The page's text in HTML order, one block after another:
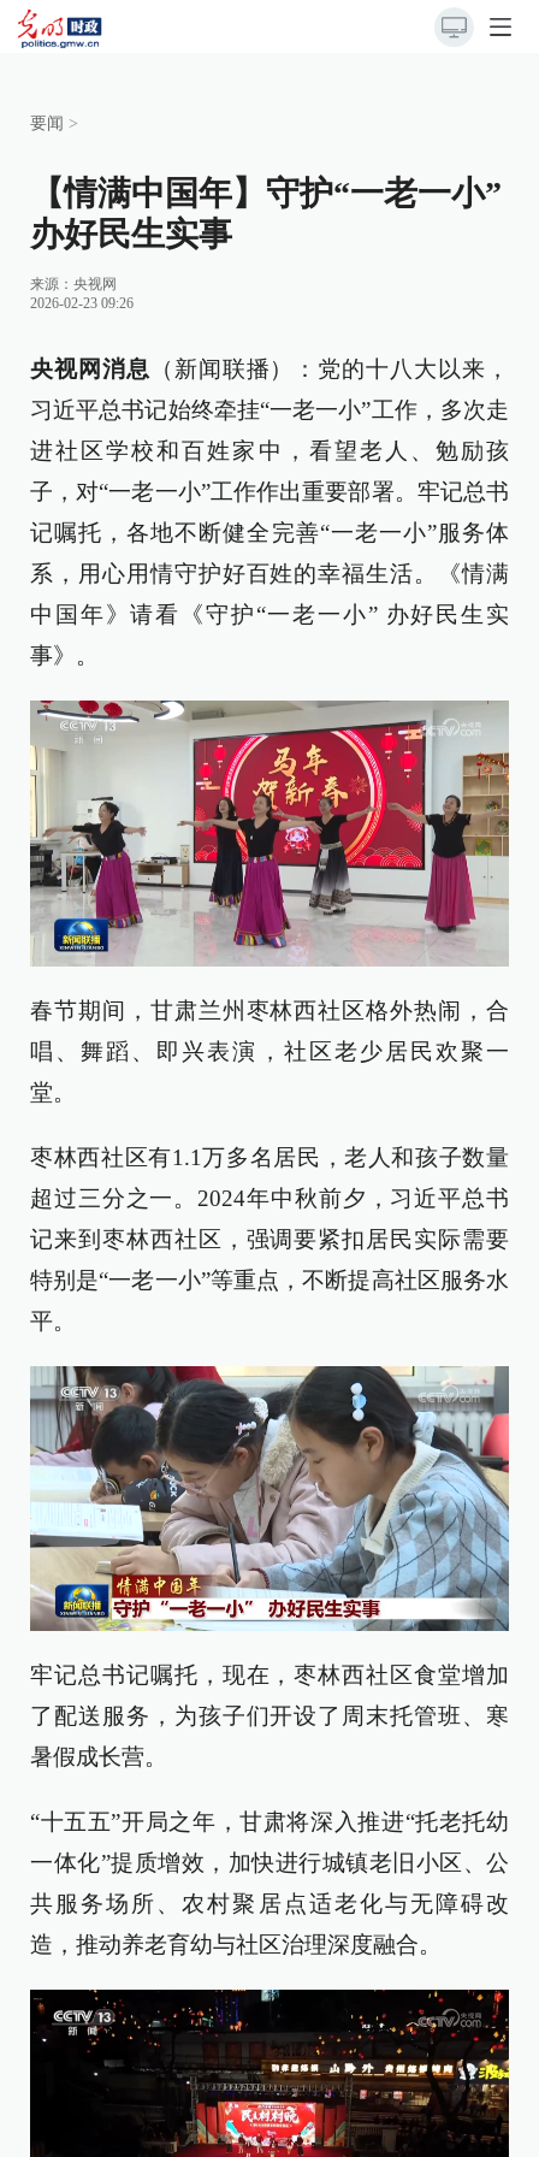
要闻 >
【情满中国年】守护“一老一小”
办好民生实事
来源： 央视网
2026-02-23 09:26
央视网消息 （新闻联播）：党的十八大以来，
习近平总书记始终牵挂“一老一小”工作，多次走
进社区学校和百姓家中，看望老人、勉励孩
子，对“一老一小”工作作出重要部署。牢记总书
记嘱托，各地不断健全完善“一老一小”服务体
系，用心用情守护好百姓的幸福生活。《情满
中国年》请看《守护“一老一小” 办好民生实
事》。
春节期间，甘肃兰州枣林西社区格外热闹，合
唱、舞蹈、即兴表演，社区老少居民欢聚一
堂。
枣林西社区有1.1万多名居民，老人和孩子数量
超过三分之一。2024年中秋前夕，习近平总书
记来到枣林西社区，强调要紧扣居民实际需要
特别是“一老一小”等重点，不断提高社区服务水
平。
牢记总书记嘱托，现在，枣林西社区食堂增加
了配送服务，为孩子们开设了周末托管班、寒
暑假成长营。
“十五五”开局之年，甘肃将深入推进“托老托幼
一体化”提质增效，加快进行城镇老旧小区、公
共服务场所、农村聚居点适老化与无障碍改
造，推动养老育幼与社区治理深度融合。